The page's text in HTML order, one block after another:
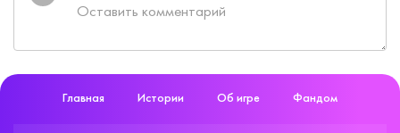
Главная Истории Об игре Фандом